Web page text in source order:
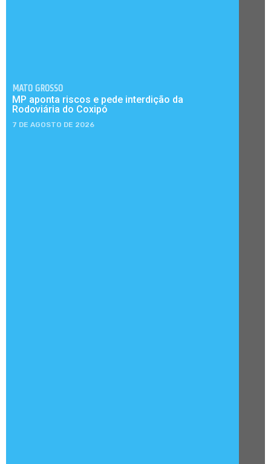
MATO GROSSO
MP aponta riscos e pede interdição da
Rodoviária do Coxipó
7 DE AGOSTO DE 2026